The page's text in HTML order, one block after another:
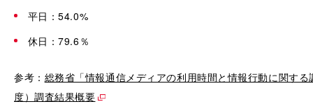
平日：54.0%
休日：79.6％
参考： 総務省「情報通信メディアの利用時間と情報行動に関す
度）調査結果概要